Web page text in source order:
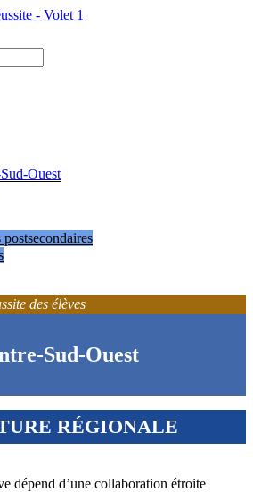
Ouest
postsecondaires
des élèves
Sud-Ouest
RÉGIONALE
dépend d’une collaboration étroite